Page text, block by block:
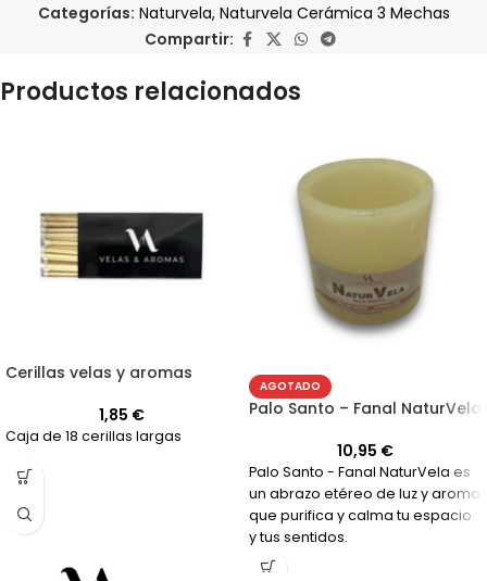
Categorías: Naturvela, Naturvela Cerámica 3 Mechas
Compartir:
Productos relacionados
Cerillas velas y aromas
1,85 €
Caja de 18 cerillas largas
AGOTADO
Palo Santo – Fanal NaturVela
10,95 €
Palo Santo - Fanal NaturVela es
un abrazo etéreo de luz y aroma
que purifica y calma tu espacio
y tus sentidos.